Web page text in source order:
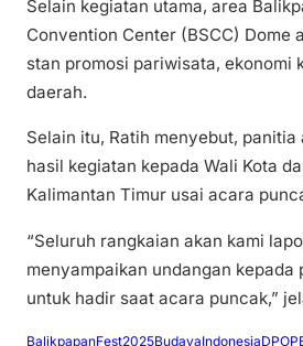
Selain kegiatan utama, area
Convention Center (BSCC) Dome
stan promosi pariwisata, ekonomi
daerah.
Selain itu, Ratih menyebut, panitia
hasil kegiatan kepada Wali Kota
Kalimantan Timur usai acara
“Seluruh rangkaian akan kami
menyampaikan undangan kepada
untuk hadir saat acara puncak,”
BalikpapanFest2025BudayaIndonesia